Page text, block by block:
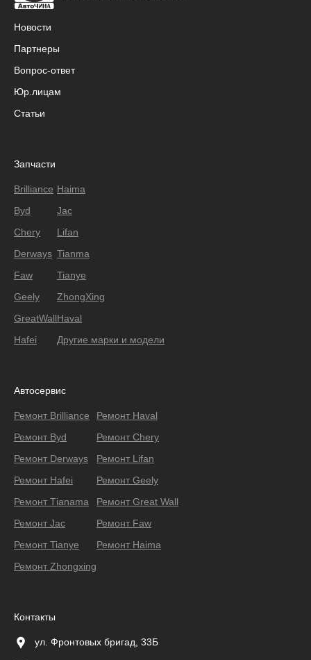
Новости
Партнеры
Вопрос-ответ
Юр.лицам
Статьи
Запчасти
Brilliance
Byd
Chery
Derways
Faw
Geely
GreatWall
Hafei
Haima
Jac
Lifan
Tianma
Tianye
ZhongXing
Haval
Другие марки и модели
Автосервис
Ремонт Brilliance
Ремонт Byd
Ремонт Derways
Ремонт Hafei
Ремонт Тianama
Ремонт Jac
Ремонт Tianye
Ремонт Zhongxing
Ремонт Haval
Ремонт Chery
Ремонт Lifan
Ремонт Geely
Ремонт Great Wall
Ремонт Faw
Ремонт Haima
Контакты
ул. Фронтовых бригад, 33Б